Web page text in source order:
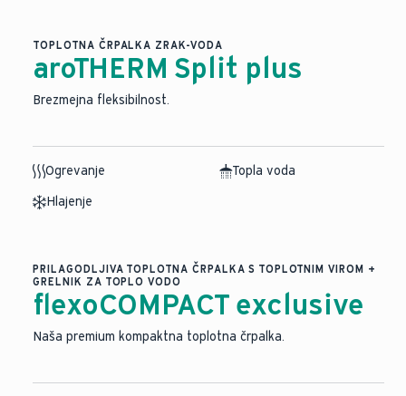
TOPLOTNA ČRPALKA ZRAK-VODA
aroTHERM Split plus
Brezmejna fleksibilnost.
Ogrevanje
Topla voda
Hlajenje
PRILAGODLJIVA TOPLOTNA ČRPALKA S TOPLOTNIM VIROM +
GRELNIK ZA TOPLO VODO
flexoCOMPACT exclusive
Naša premium kompaktna toplotna črpalka.